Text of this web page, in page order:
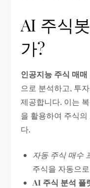
AI 주식
가?
인공지능 주식 매매
으로 분석하고, 투
제공합니다. 이는
을 활용하여 주식
다.
자동 주식 매수
주식을 자동으
AI 주식 분석 플